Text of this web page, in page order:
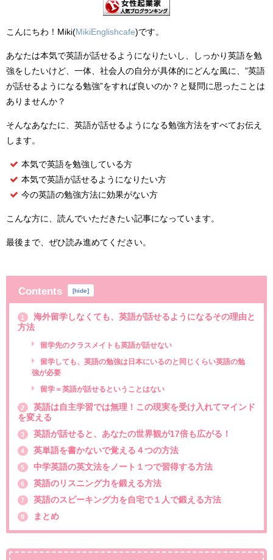
こんにちわ！Miki(MikiEnglishcafe)です。
あなたは本気で英語が話せるようになりたいし、しっかり英語を勉
強をしたいけど、一体、社会人の自分が具体的にどんな風に、”英語
が話せるようになる勉強”をすれば良いのか？と疑問に思ったことは
ありませんか？
そんなあなたに、英語が話せるようになる勉強方法をすべてお伝え
します。
本気で英語を勉強している方
本気で英語が話せるようになりたい方
今の英語の勉強方法に効果がない方
こんな方に、読んでいただきたい記事になっています。
最後まで、ぜひ読み進めてください。
Contents [hide]
1
海外留学しなくても、英語が話せるようになるその理由と
方法
留学先のクラスメイトも英語が話せない
留学しても、英語の勉強は日本にいるのと同じくらい英語の勉
強が必要
留学＝英語が話せるということはない
2
英語は自主学習では無理！この現実を受け入れてマインド
を変える
3 英語が話せると、あなたの世界観が17倍も広がる！
4 英単語を書かないで覚える４つの方法
5 中学英語の英文法をノート１つで習得する方法
6 英語のリスニング力を鍛える方法
7 英語のスピーキング力を自宅で１人で鍛える方法
8 まとめ